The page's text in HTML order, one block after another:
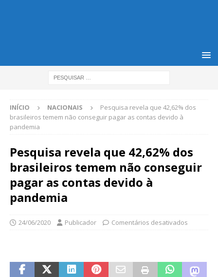
INÍCIO NACIONAIS
Pesquisa revela que 42,62% dos
brasileiros temem não conseguir pagar as contas devido à
pandemia
Pesquisa revela que 42,62% dos
brasileiros temem não conseguir
pagar as contas devido à
pandemia
24/06/2020 Publicador Comentários desativados